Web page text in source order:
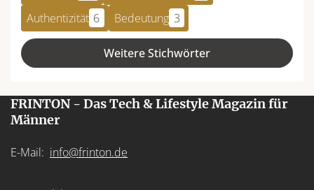
Authentizität 6 Bedeutung 3
Weitere Stichwörter
FRINTON - Das Tech & Lifestyle Magazin für
Männer
E-Mail: info@frinton.de